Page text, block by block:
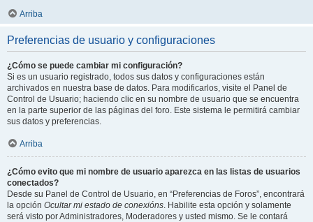
Arriba
Preferencias de usuario y configuraciones
¿Cómo se puede cambiar mi configuración?
Si es un usuario registrado, todos sus datos y configuraciones están
archivados en nuestra base de datos. Para modificarlos, visite el Panel de
Control de Usuario; haciendo clic en su nombre de usuario que se encuentra
en la parte superior de las páginas del foro. Este sistema le permitirá cambiar
sus datos y preferencias.
Arriba
¿Cómo evito que mi nombre de usuario aparezca en las listas de usuarios
conectados?
Desde su Panel de Control de Usuario, en “Preferencias de Foros”, encontrará
la opción Ocultar mi estado de conexións. Habilite esta opción y solamente
será visto por Administradores, Moderadores y usted mismo. Se le contará